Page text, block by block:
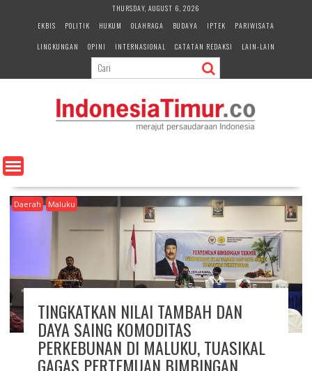
e
n
THURSDAY, AUGUST 6, 2026
EKBIS
POLITIK HUKUM OLAHRAGA BUDAYA IPTEK
PARIWISATA
LINGKUNGAN
OPINI INTERNASIONAL CATATAN REDAKSI LAIN-LAIN
Daerah Maluku
TINGKATKAN NILAI TAMBAH DAN
DAYA SAING KOMODITAS
PERKEBUNAN DI MALUKU, TUASIKAL
GAGAS PERTEMUAN BIMBINGAN